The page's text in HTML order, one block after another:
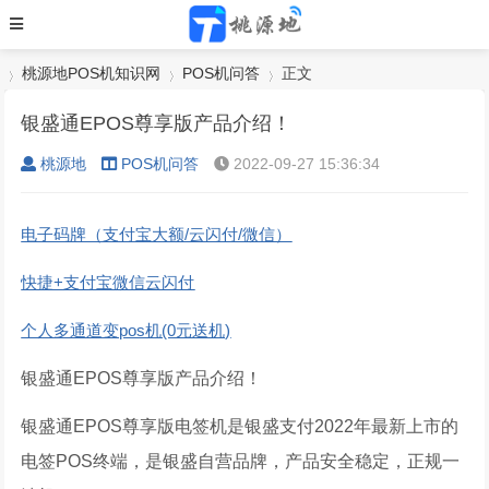
桃源地POS机知识网
›
POS机问答
›
正文
银盛通EPOS尊享版产品介绍！
桃源地 POS机问答 2022-09-27 15:36:34
电子码牌（支付宝大额/云闪付/微信）
快捷+支付宝微信云闪付
个人多通道变pos机(0元送机)
银盛通EPOS尊享版产品介绍！
银盛通EPOS尊享版电签机是银盛支付2022年最新上市的
电签POS终端，是银盛自营品牌，产品安全稳定，正规一